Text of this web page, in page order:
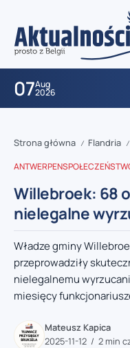
07Aug
2026
Strona główna / Flandria /
ANTWERPEN
Willebroek: 68
nielegalne
Władze gminy
przeprowadziły
nielegalnemu
miesięcy
Mateusz Kapica
2025-11-12
2 min